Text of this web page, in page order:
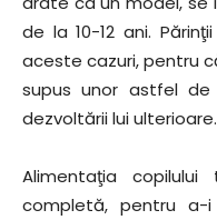
de la 10-12 ani.
aceste cazuri, pentru
supus unor astfel
dezvoltării lui ulterioare.
Alimentaţia
completă, pentru